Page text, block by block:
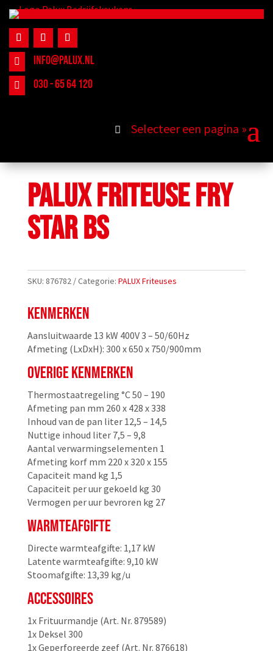
 INFO@PALUX.NL
 030 - 65 64 120
PALUX FRITEUSE FRY
STAR BS
SKU: 876782 Categorie: PALUX Friteuses
KENMERKEN
Aansluitwaarde 13 kW 400V 3 – 50/60Hz
Afmeting (LxDxH): 300 x 650 x 750/900mm
OVERIGE KENMERKEN
Thermostaatregeling °C 50 – 190
Afmeting pan mm 260 x 428 x 338
Inhoud van de pan liter 12,5 – 14,5
Nuttige inhoud liter 7,5 – 9,8
Aantal verwarmingselementen 1
Afmeting korf mm 220 x 320 x 155
Capaciteit mand kg 1,5
Capaciteit per uur gekoeld kg 30
Vermogen per uur bevroren kg 27
WARMTEAFGIFTE
Directe warmteafgifte: 1,17 kW
Latente warmteafgifte: 9,10 kW
Stoomafgifte: 13,39 kg/u
ACCESSOIRES
1x Frituurmandje (Art. Nr. 879589)
1x Deksel 300
1x Geperforeerde zeef (Art. Nr. 876618)